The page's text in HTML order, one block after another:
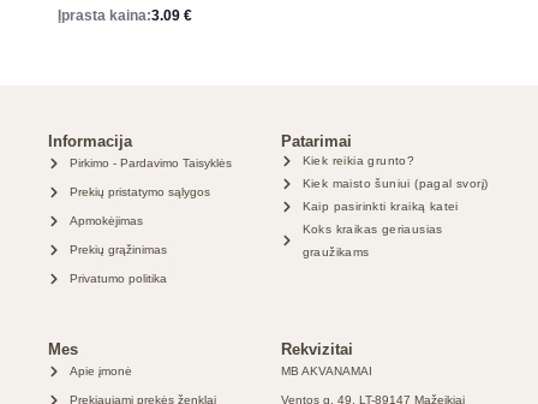
Įprasta kaina:3.09 €
Informacija
Pirkimo - Pardavimo Taisyklės
Prekių pristatymo sąlygos
Apmokėjimas
Prekių grąžinimas
Privatumo politika
Patarimai
Kiek reikia grunto?
Kiek maisto šuniui (pagal svorį)
Kaip pasirinkti kraiką katei
Koks kraikas geriausias
graužikams
Mes
Apie įmonė
Prekiaujami prekės ženklai
Rekvizitai
MB AKVANAMAI
Ventos g. 49, LT-89147 Mažeikiai